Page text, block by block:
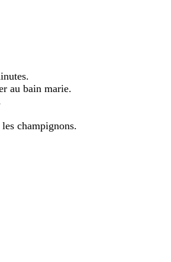
au bain marie.
champignons.